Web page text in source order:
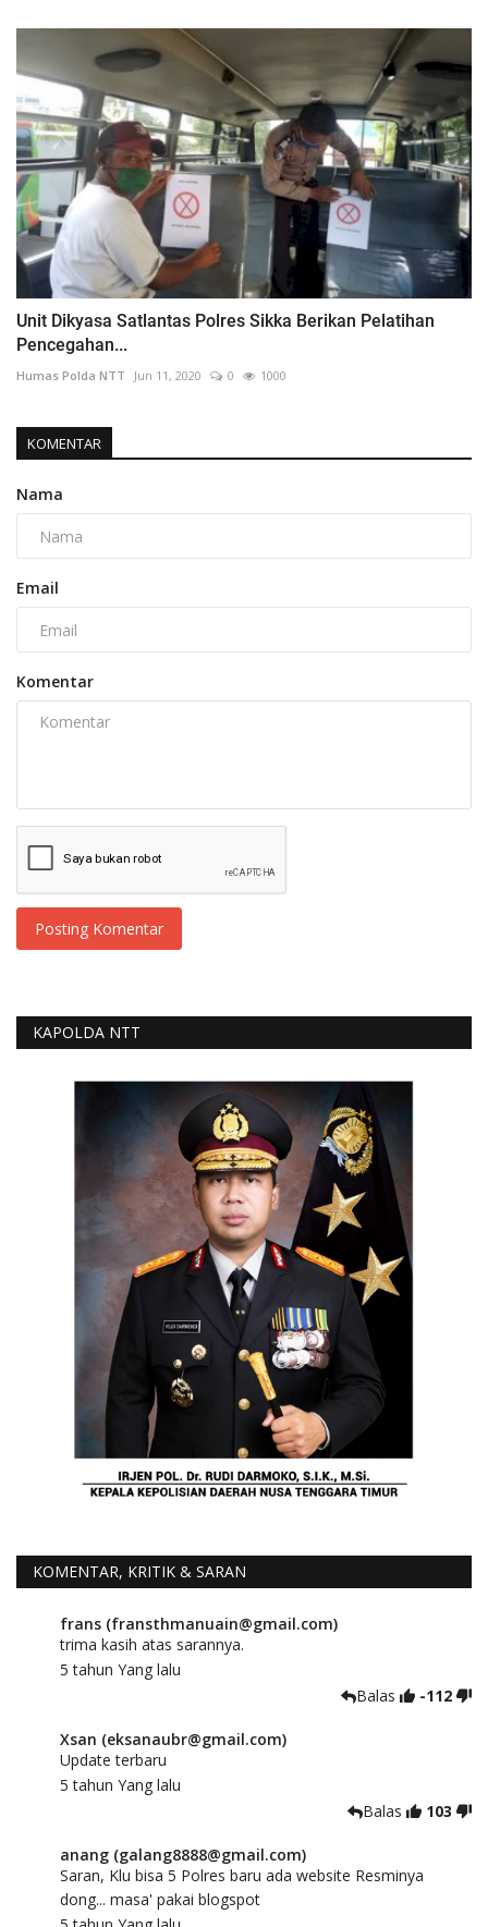
Unit Dikyasa Satlantas Polres Sikka Berikan Pelatihan
Pencegahan...
Humas Polda NTT Jun 11, 2020 0 1000
KOMENTAR
Nama
Email
Komentar
Posting Komentar
KAPOLDA NTT
KOMENTAR, KRITIK & SARAN
frans (fransthmanuain@gmail.com)
trima kasih atas sarannya.
5 tahun Yang lalu
Balas
-112
Xsan (eksanaubr@gmail.com)
Update terbaru
5 tahun Yang lalu
Balas
103
anang (galang8888@gmail.com)
Saran, Klu bisa 5 Polres baru ada website Resminya
dong... masa' pakai blogspot